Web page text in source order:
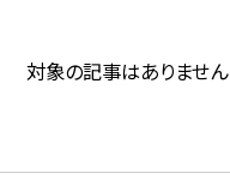
対象の記事はありません